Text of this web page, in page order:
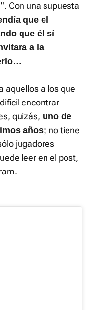
Con una supuesta
que el
que él sí
a la
aquellos a los que
encontrar
quizás, uno de
años; no tiene
jugadores
leer en el post,